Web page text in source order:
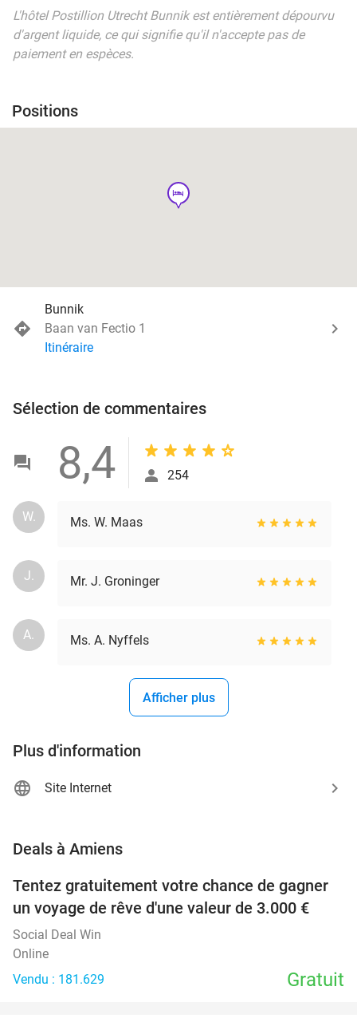
L'hôtel Postillion Utrecht Bunnik est entièrement dépourvu
d'argent liquide, ce qui signifie qu'il n'accepte pas de
paiement en espèces.
Positions
hotel
Bunnik
Baan van Fectio 1
Itinéraire
Sélection de commentaires
8,4 254
W. Ms. W. Maas
J. Mr. J. Groninger
A. Ms. A. Nyffels
Afficher plus
Plus d'information
Site Internet
Deals à Amiens
Tentez gratuitement votre chance de gagner
un voyage de rêve d'une valeur de 3.000 €
Social Deal Win
Online
Vendu : 181.629
Gratuit